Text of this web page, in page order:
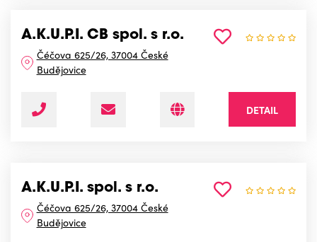
A.K.U.P.I. CB spol. s r.o.
Čéčova 625/26, 37004 České
Budějovice
DETAIL
A.K.U.P.I. spol. s r.o.
Čéčova 625/26, 37004 České
Budějovice